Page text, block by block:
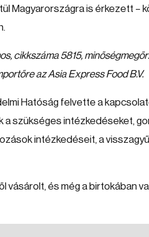
Magyarországra is érkezett –
cikkszáma 5815,
az Asia Express Food B.V.
Hatóság felvette a
a szükséges intézkedéseket,
intézkedéseit, a
vásárolt, és még a birtokában